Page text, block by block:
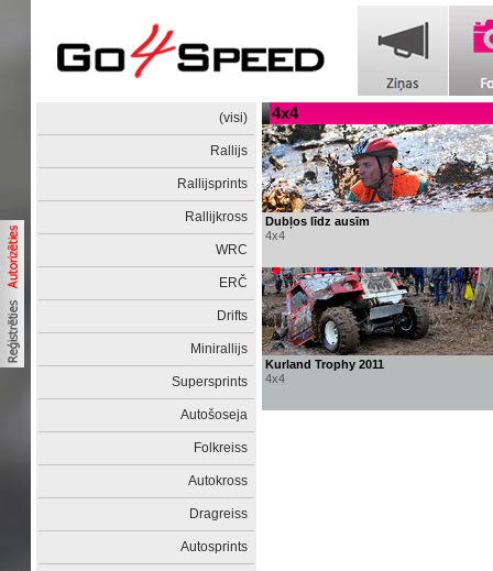
(visi)
Rallijs
Rallijsprints
Rallijkross
WRC
ERČ
Drifts
Minirallijs
Supersprints
Autošoseja
Folkreiss
Autokross
Dragreiss
Autosprints
4x4
Dubļos līdz ausīm
4x4
Kurland Trophy 2011
4x4